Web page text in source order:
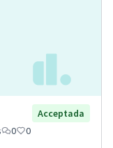
Acceptada
0 0